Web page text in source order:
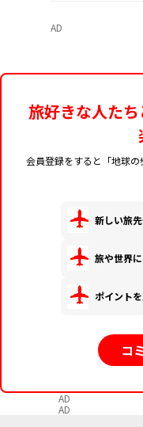
AD
旅好きな人た
会員登録をすると「地球
新しい旅
旅や世界
ポイント
コ
AD
AD